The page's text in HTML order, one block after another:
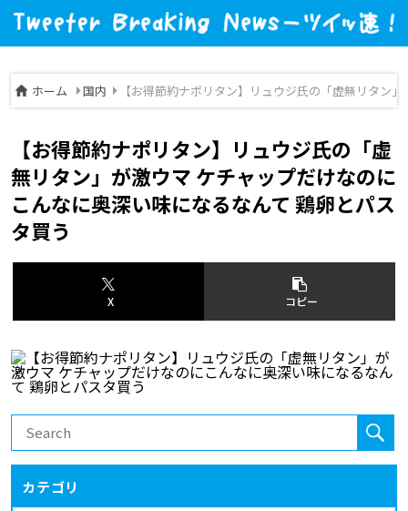
ホーム 国内 【お得節約ナポリタン】リュウジ氏の「虚無リタン
【お得節約ナポリタン】リュウジ氏の「虚
無リタン」が激ウマ ケチャップだけなのに
こんなに奥深い味になるなんて 鶏卵とパス
タ買う
X コピー
カテゴリ